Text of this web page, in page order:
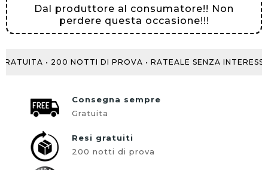
Dal produttore al consumatore!! Non
perdere questa occasione!!!
• 200 NOTTI DI PROVA • RATEALE SENZA INTERESSI
Consegna sempre
Gratuita
Resi gratuiti
200 notti di prova